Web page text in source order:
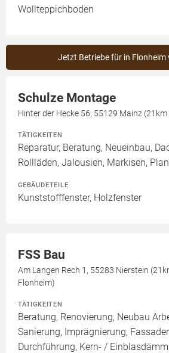
Wollteppichboden
Jetzt Betriebe für in Flonheim
Schulze Montage
Hinter der Hecke 56, 55129 Mainz
TÄTIGKEITEN
Reparatur, Beratung, Neueinbau,
Rollläden, Jalousien, Markisen,
GEBÄUDETEILE
Kunststofffenster, Holzfenster
FSS Bau
Am Langen Rech 1, 55283 Nierstein
Flonheim)
TÄTIGKEITEN
Beratung, Renovierung, Neubau
Sanierung, Imprägnierung,
Durchführung, Kern- /